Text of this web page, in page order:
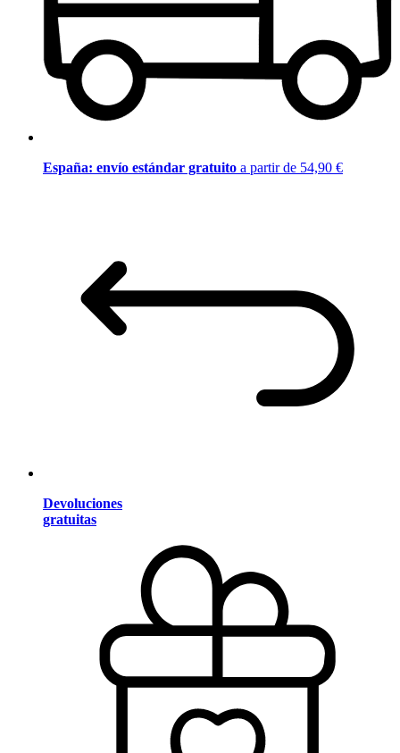
España: envío estándar gratuito a partir de 54,90 €
Devoluciones
gratuitas